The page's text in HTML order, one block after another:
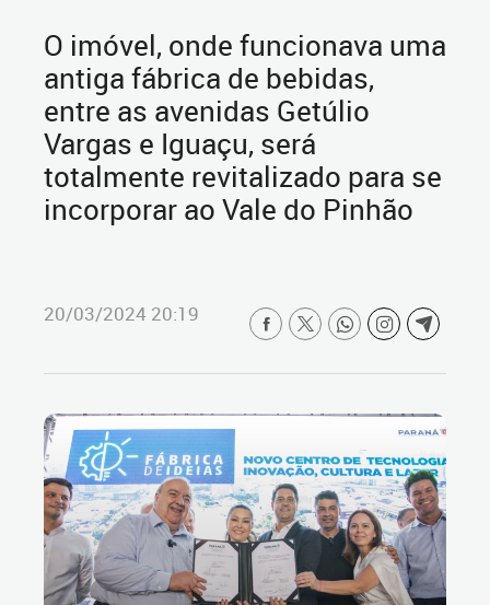
O imóvel, onde funcionava uma
antiga fábrica de bebidas,
entre as avenidas Getúlio
Vargas e Iguaçu, será
totalmente revitalizado para se
incorporar ao Vale do Pinhão
20/03/2024 20:19